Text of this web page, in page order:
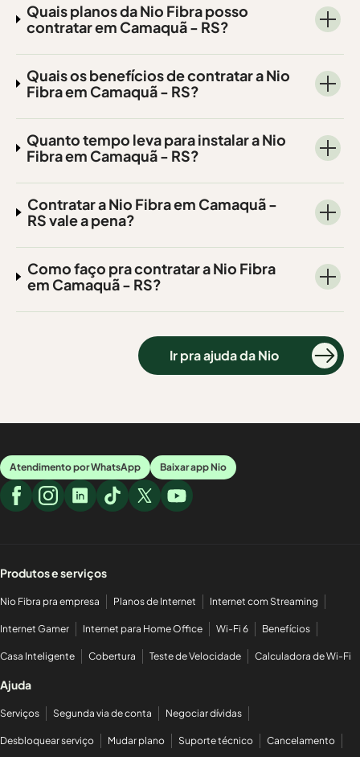
Quais planos da Nio Fibra posso
contratar em Camaquã - RS?
Quais os benefícios de contratar a Nio
Fibra em Camaquã - RS?
Quanto tempo leva para instalar a Nio
Fibra em Camaquã - RS?
Contratar a Nio Fibra em Camaquã -
RS vale a pena?
Como faço pra contratar a Nio Fibra
em Camaquã - RS?
Ir pra ajuda da Nio
Atendimento por WhatsApp Baixar app Nio
Produtos e serviços
Nio Fibra pra empresa Planos de Internet Internet com Streaming
Internet Gamer Internet para Home Office Wi-Fi 6 Benefícios
Casa Inteligente Cobertura Teste de Velocidade Calculadora de Wi-Fi
Ajuda
Serviços Segunda via de conta Negociar dívidas
Desbloquear serviço Mudar plano Suporte técnico Cancelamento